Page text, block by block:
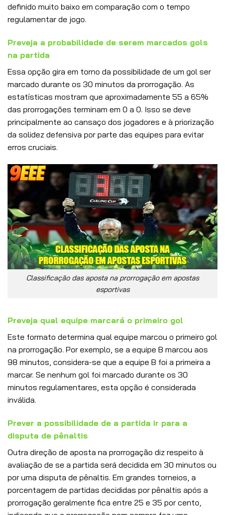
definido muito baixo em comparação com o tempo
regulamentar de jogo.
Preveja a probabilidade de serem marcados gols
na partida
Essa opção gira em torno da possibilidade de um gol ser
marcado durante os 30 minutos da prorrogação. As
estatísticas mostram que aproximadamente 55 a 65%
das prorrogações terminam em 0 a 0. Isso se deve
principalmente ao cansaço dos jogadores e à priorização
da solidez defensiva por parte das equipes para evitar
erros cruciais.
Classificação das aposta na prorrogação em apostas
esportivas
Preveja qual equipe marcará o primeiro gol
Este formato determina qual equipe marcou o primeiro gol
na prorrogação. Por exemplo, se a equipe B marcou aos
98 minutos, considera-se que a equipe B foi a primeira a
marcar. Se nenhum gol foi marcado durante os 30
minutos regulamentares, esta opção é considerada
inválida.
Prever a possibilidade de a partida ir para a
disputa de pênaltis
Outra direção de aposta na prorrogação diz respeito à
avaliação de se a partida será decidida em 30 minutos ou
por uma disputa de pênaltis. Em grandes torneios, a
porcentagem de partidas decididas por pênaltis após a
prorrogação geralmente fica entre 25 e 35 por cento,